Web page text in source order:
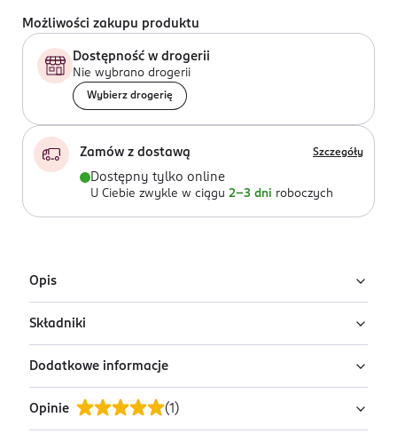
Możliwości zakupu produktu
Dostępność w drogerii
Nie wybrano drogerii
Wybierz drogerię
Zamów z dostawą Szczegóły
Dostępny tylko online
U Ciebie zwykle w ciągu 2-3 dni roboczych
Opis
Nawilżający peeling drobnoziarnisty o zapachu
soczystego liczi i arbuza. Opracowany dla skóry suchej
i odwodnionej.
Peeling drobnoziarnisty so!flow usuwa martwe komórki
naskórka i skutecznie oczyszcza cerę. Jednocześnie
Składniki
Ingredients: Aqua, Cellulose Acetate, Propanediol, Coco-
Caprylate/Caprate, Isopropyl Palmitate, Cetearyl
Alcohol, Glycerin, Kaolin, Isostearyl Isostearate, Glyceryl
Stearate Citrate, Glyceryl Stearate, Myristyl Myristate,
Dodatkowe informacje
PRZYGOTOWANIE I STOSOWANIE
Nanieś niewielką ilość na zwilżoną skórę twarzy, szyi i
Opinie (1 )